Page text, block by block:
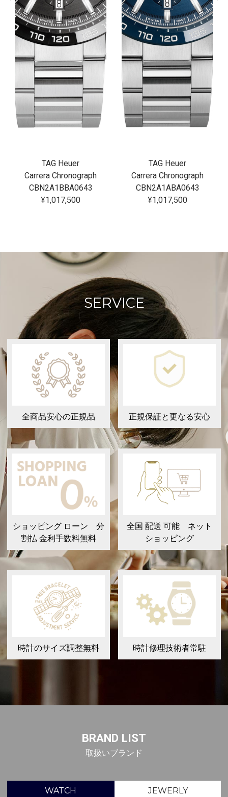
TAG Heuer
Carrera Chronograph
CBN2A1BBA0643
¥1,017,500
TAG Heuer
Carrera Chronograph
CBN2A1ABA0643
¥1,017,500
SERVICE
全商品安心の正規品 正規保証と更なる安心
ショッピング ローン 分
割払 金利手数料無料
全国 配送 可能 ネット
ショッピング
時計のサイズ調整無料 時計修理技術者常駐
BRAND LIST
取扱いブランド
WATCH JEWERLY